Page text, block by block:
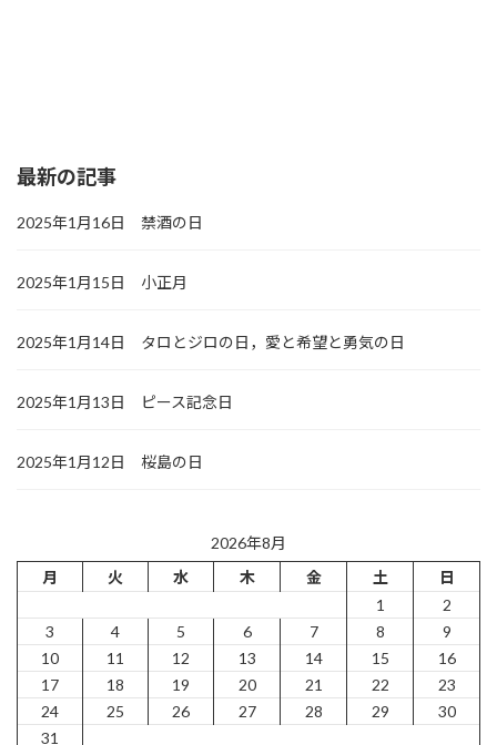
最新の記事
2025年1月16日 禁酒の日
2025年1月15日 小正月
2025年1月14日 タロとジロの日，愛と希望と勇気の日
2025年1月13日 ピース記念日
2025年1月12日 桜島の日
2026年8月
月
火 水 木 金 土
日
1
2
3
4 5 6 7 8
9
10
11 12 13 14 15
16
17
18 19 20 21 22
23
24
25 26 27 28 29
30
31